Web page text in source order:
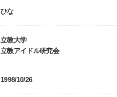
ひな
立教大学
立教アイドル研究会
1998/10/26